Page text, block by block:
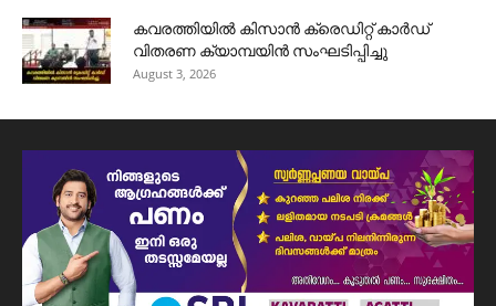
കവരത്തിയിൽ കിസാൻ ക്രെഡിറ്റ് കാർഡ്
വിതരണ ക്യാമ്പയിൻ സംഘടിപ്പിച്ചു
August 3, 2026